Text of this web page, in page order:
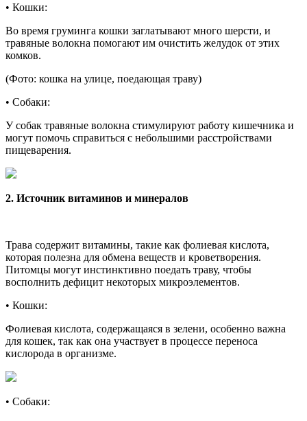
• Кошки:
Во время груминга кошки заглатывают много шерсти, и
травяные волокна помогают им очистить желудок от этих
комков.
(Фото: кошка на улице, поедающая траву)
• Собаки:
У собак травяные волокна стимулируют работу кишечника и
могут помочь справиться с небольшими расстройствами
пищеварения.
2. Источник витаминов и минералов
Трава содержит витамины, такие как фолиевая кислота,
которая полезна для обмена веществ и кроветворения.
Питомцы могут инстинктивно поедать траву, чтобы
восполнить дефицит некоторых микроэлементов.
• Кошки:
Фолиевая кислота, содержащаяся в зелени, особенно важна
для кошек, так как она участвует в процессе переноса
кислорода в организме.
• Собаки: